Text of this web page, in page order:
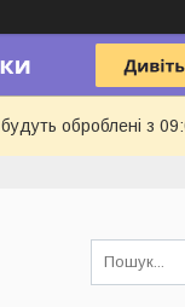
оброблені з